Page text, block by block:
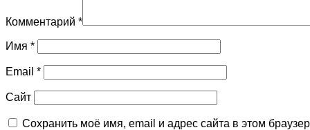
Комментарий *
Имя *
Email *
Сайт
Сохранить моё имя, email и адрес сайта в этом